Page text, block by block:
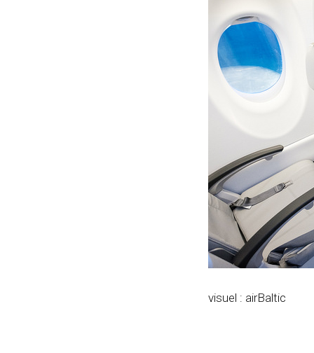
visuel : airBaltic